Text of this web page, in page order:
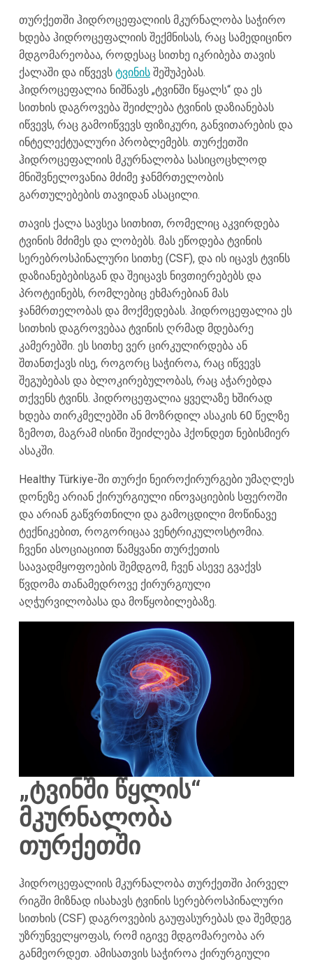
თურქეთში ჰიდროცეფალიის მკურნალობა საჭირო
ხდება ჰიდროცეფალიის შექმნისას, რაც სამედიცინო
მდგომარეობაა, როდესაც სითხე იკრიბება თავის
ქალაში და იწვევს ტვინისშეშუპებას.
ჰიდროცეფალია ნიშნავს „ტვინში წყალს“ და ეს
სითხის დაგროვება შეიძლება ტვინის დაზიანებას
იწვევს, რაც გამოიწვევს ფიზიკური, განვითარების და
ინტელექტუალური პრობლემებს. თურქეთში
ჰიდროცეფალიის მკურნალობა სასიცოცხლოდ
მნიშვნელოვანია მძიმე ჯანმრთელობის
გართულებების თავიდან ასაცილი.
თავის ქალა სავსეა სითხით, რომელიც აკვირდება
ტვინის მძიმეს და ლობებს. მას ეწოდება ტვინის
სერებროსპინალური სითხე (CSF), და ის იცავს ტვინს
დაზიანებებისგან და შეიცავს ნივთიერებებს და
პროტეინებს, რომლებიც ეხმარებიან მას
ჯანმრთელობას და მოქმედებას. ჰიდროცეფალია ეს
სითხის დაგროვებაა ტვინის ღრმად მდებარე
კამერებში. ეს სითხე ვერ ცირკულირდება ან
შთანთქავს ისე, როგორც საჭიროა, რაც იწვევს
შეგუბებას და ბლოკირებულობას, რაც აჭარებდა
თქვენს ტვინს. ჰიდროცეფალია ყველაზე ხშირად
ხდება თირკმელებში ან მოზრდილ ასაკის 60 წელზე
ზემოთ, მაგრამ ისინი შეიძლება ჰქონდეთ ნებისმიერ
ასაკში.
Healthy Türkiye-ში თურქი ნეიროქირურგები უმაღლეს
დონეზე არიან ქირურგიული ინოვაციების სფეროში
და არიან გაწვრთნილი და გამოცდილი მოწინავე
ტექნიკებით, როგორიცაა ვენტრიკულოსტომია.
ჩვენი ასოციაციით წამყვანი თურქეთის
საავადმყოფოების შემდგომ, ჩვენ ასევე გვაქვს
წვდომა თანამედროვე ქირურგიული
აღჭურვილობასა და მოწყობილებაზე.
„ტვინში წყლის“
მკურნალობა
თურქეთში
ჰიდროცეფალიის მკურნალობა თურქეთში პირველ
რიგში მიზნად ისახავს ტვინის სერებროსპინალური
სითხის (CSF) დაგროვების გაუფასურებას და შემდეგ
უზრუნველყოფას, რომ იგივე მდგომარეობა არ
განმეორდეთ. ამისათვის საჭიროა ქირურგიული